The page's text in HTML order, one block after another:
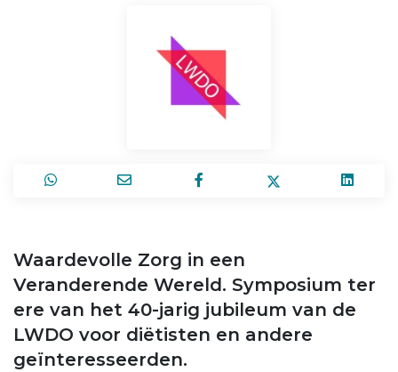
Waardevolle Zorg in een
Veranderende Wereld. Symposium ter
ere van het 40-jarig jubileum van de
LWDO voor diëtisten en andere
geïnteresseerden.